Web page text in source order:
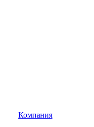
Компания